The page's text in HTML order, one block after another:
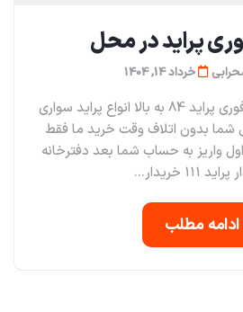
پراید در محل
خرداد 14, 1404
مهرابی خودرو خریدار فوری پراید 84 به بالا انواع پراید سواری
بدون اتلاف وقت خرید ما فقط
واریز به حساب شما بعد دفترخانه
۱۱۱ خریدار...
ادامه مطلب